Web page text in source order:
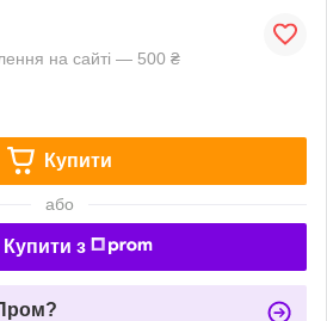
на сайті — 500 ₴
Купити
або
Купити з